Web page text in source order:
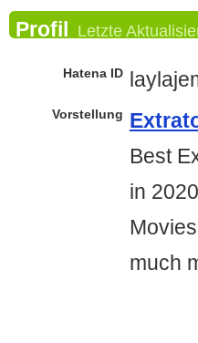
Profil Letzte
Hatena ID
Vorstellung
Best
in
much